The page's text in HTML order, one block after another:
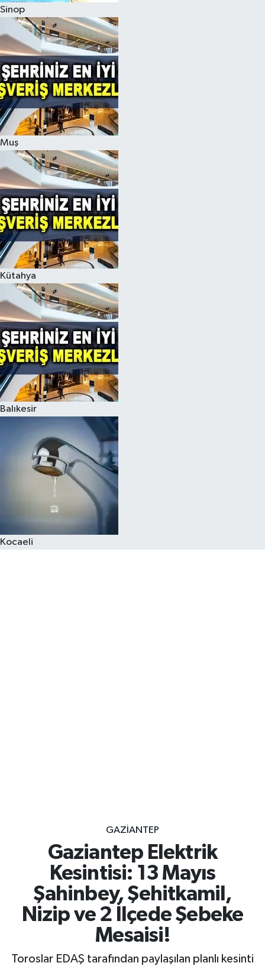
Sinop
Muş
Kütahya
Balıkesir
Kocaeli
GAZIANTEP
Gaziantep Elektrik
Kesintisi: 13 Mayıs
Şahinbey, Şehitkamil,
Nizip ve 2 İlçede Şebeke
Mesaisi!
Toroslar EDAŞ tarafından paylaşılan planlı kesinti